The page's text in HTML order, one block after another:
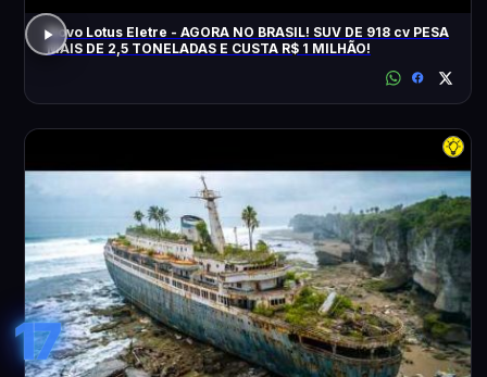
Novo Lotus Eletre - AGORA NO BRASIL! SUV DE 918 cv PESA
MAIS DE 2,5 TONELADAS E CUSTA R$ 1 MILHÃO!
17